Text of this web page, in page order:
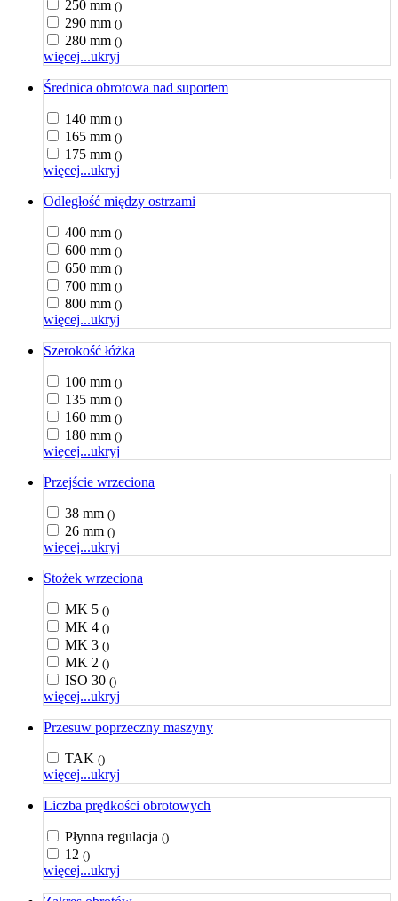
250 mm ()
290 mm ()
280 mm ()
więcej...ukryj
Średnica obrotowa nad suportem
140 mm ()
165 mm ()
175 mm ()
więcej...ukryj
Odległość między ostrzami
400 mm ()
600 mm ()
650 mm ()
700 mm ()
800 mm ()
więcej...ukryj
Szerokość łóżka
100 mm ()
135 mm ()
160 mm ()
180 mm ()
więcej...ukryj
Przejście wrzeciona
38 mm ()
26 mm ()
więcej...ukryj
Stożek wrzeciona
MK 5 ()
MK 4 ()
MK 3 ()
MK 2 ()
ISO 30 ()
więcej...ukryj
Przesuw poprzeczny maszyny
TAK ()
więcej...ukryj
Liczba prędkości obrotowych
Płynna regulacja ()
12 ()
więcej...ukryj